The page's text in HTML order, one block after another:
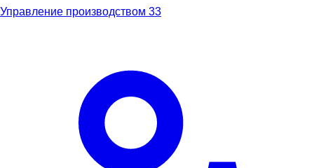
Управление производством 33